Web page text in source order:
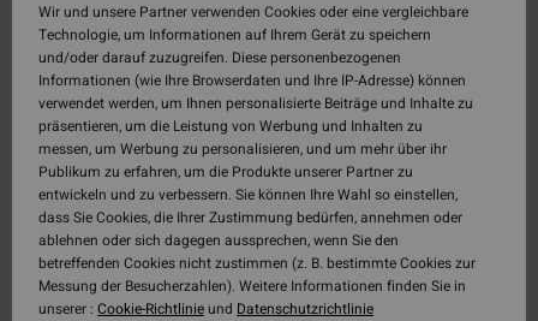
Wir und unsere Partner verwenden Cookies oder eine vergleichbare
Technologie, um Informationen auf Ihrem Gerät zu speichern
und/oder darauf zuzugreifen. Diese personenbezogenen
Informationen (wie Ihre Browserdaten und Ihre IP-Adresse) können
verwendet werden, um Ihnen personalisierte Beiträge und Inhalte zu
präsentieren, um die Leistung von Werbung und Inhalten zu
messen, um Werbung zu personalisieren, und um mehr über ihr
Publikum zu erfahren, um die Produkte unserer Partner zu
entwickeln und zu verbessern. Sie können Ihre Wahl so einstellen,
dass Sie Cookies, die Ihrer Zustimmung bedürfen, annehmen oder
ablehnen oder sich dagegen aussprechen, wenn Sie den
betreffenden Cookies nicht zustimmen (z. B. bestimmte Cookies zur
Messung der Besucherzahlen). Weitere Informationen finden Sie in
unserer : Cookie-Richtlinieund Datenschutzrichtlinie